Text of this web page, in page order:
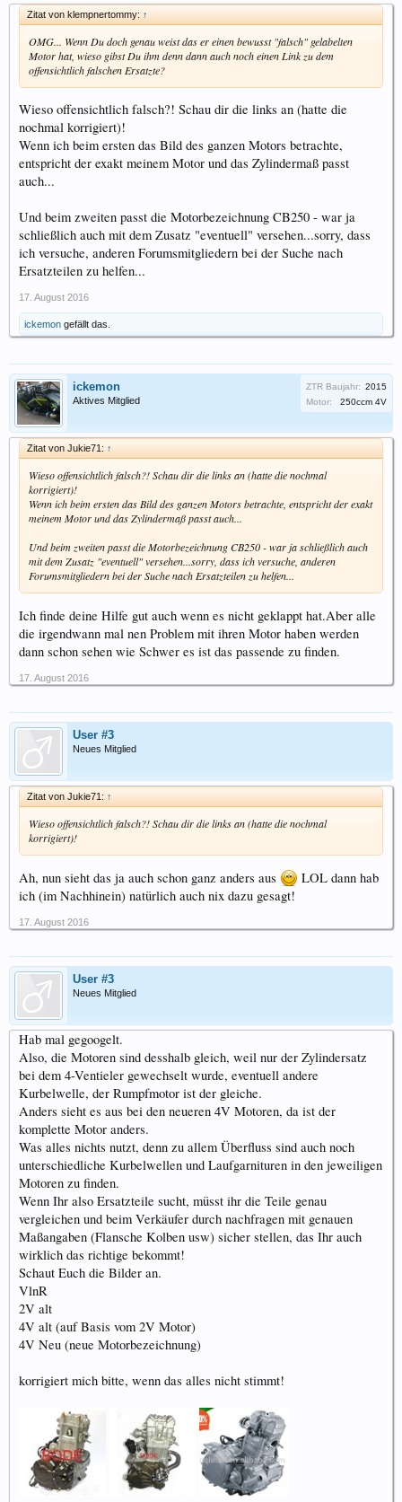
Zitat von klempnertommy: ↑
OMG... Wenn Du doch genau weist das er einen bewusst "falsch" gelabelten
Motor hat, wieso gibst Du ihm denn dann auch noch einen Link zu dem
offensichtlich falschen Ersatzte?
Wieso offensichtlich falsch?! Schau dir die links an (hatte die
nochmal korrigiert)!
Wenn ich beim ersten das Bild des ganzen Motors betrachte,
entspricht der exakt meinem Motor und das Zylindermaß passt
auch...
Und beim zweiten passt die Motorbezeichnung CB250 - war ja
schließlich auch mit dem Zusatz "eventuell" versehen...sorry, dass
ich versuche, anderen Forumsmitgliedern bei der Suche nach
Ersatzteilen zu helfen...
17. August 2016
ickemon gefällt das.
ickemon
Aktives Mitglied
ZTR Baujahr: 2015
Motor:
250ccm 4V
Zitat von Jukie71: ↑
Wieso offensichtlich falsch?! Schau dir die links an (hatte die nochmal
korrigiert)!
Wenn ich beim ersten das Bild des ganzen Motors betrachte, entspricht der exakt
meinem Motor und das Zylindermaß passt auch...
Und beim zweiten passt die Motorbezeichnung CB250 - war ja schließlich auch
mit dem Zusatz "eventuell" versehen...sorry, dass ich versuche, anderen
Forumsmitgliedern bei der Suche nach Ersatzteilen zu helfen...
Ich finde deine Hilfe gut auch wenn es nicht geklappt hat.Aber alle
die irgendwann mal nen Problem mit ihren Motor haben werden
dann schon sehen wie Schwer es ist das passende zu finden.
17. August 2016
User #3
Neues Mitglied
Zitat von Jukie71: ↑
Wieso offensichtlich falsch?! Schau dir die links an (hatte die nochmal
korrigiert)!
Ah, nun sieht das ja auch schon ganz anders aus
LOL dann hab
ich (im Nachhinein) natürlich auch nix dazu gesagt!
17. August 2016
User #3
Neues Mitglied
Hab mal gegoogelt.
Also, die Motoren sind desshalb gleich, weil nur der Zylindersatz
bei dem 4-Ventieler gewechselt wurde, eventuell andere
Kurbelwelle, der Rumpfmotor ist der gleiche.
Anders sieht es aus bei den neueren 4V Motoren, da ist der
komplette Motor anders.
Was alles nichts nutzt, denn zu allem Überfluss sind auch noch
unterschiedliche Kurbelwellen und Laufgarnituren in den jeweiligen
Motoren zu finden.
Wenn Ihr also Ersatzteile sucht, müsst ihr die Teile genau
vergleichen und beim Verkäufer durch nachfragen mit genauen
Maßangaben (Flansche Kolben usw) sicher stellen, das Ihr auch
wirklich das richtige bekommt!
Schaut Euch die Bilder an.
VlnR
2V alt
4V alt (auf Basis vom 2V Motor)
4V Neu (neue Motorbezeichnung)
korrigiert mich bitte, wenn das alles nicht stimmt!